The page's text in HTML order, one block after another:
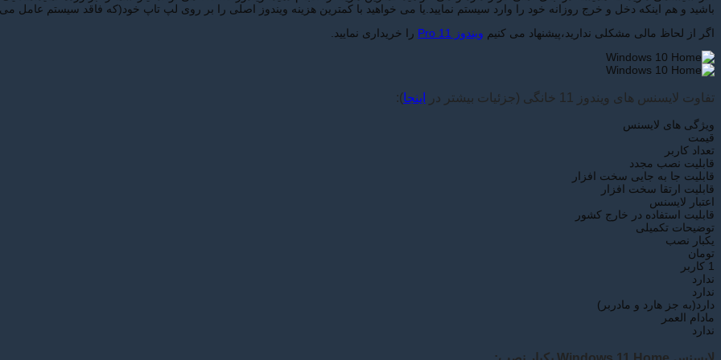
باشید و هم اینکه دخل و خرج روزانه خود را وارد سیستم نمایید.یا می خواهید با کمترین هزینه ویندوز اصلی را بر روی لپ تاپ خود(که فاقد سیستم عامل
اگر از لحاظ مالی مشکلی ندارید،پیشنهاد می کنیم ویندوز 11 Pro را خریداری نمایید.
تفاوت لایسنس های ویندوز 11 خانگی (جزئیات بیشتر در اینجا):
ویژگی های لایسنس
قیمت
تعداد کاربر
قابلیت نصب مجدد
قابلیت جا به جایی سخت افزار
قابلیت ارتقا سخت افزار
اعتبار لایسنس
قابلیت استفاده در خارج کشور
توضیحات تکمیلی
یکبار نصب
تومان
1 کاربر
ندارد
ندارد
دارد(به جز هارد و مادربر)
مادام العمر
ندارد